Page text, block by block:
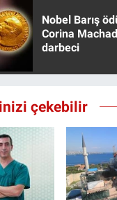
Nobel Barış
Corina
darbeci
çekebilir